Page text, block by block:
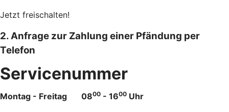
Jetzt freischalten!
2. Anfrage zur Zahlung einer Pfändung per
Telefon
Servicenummer
Montag - Freitag 0800 - 1600 Uhr